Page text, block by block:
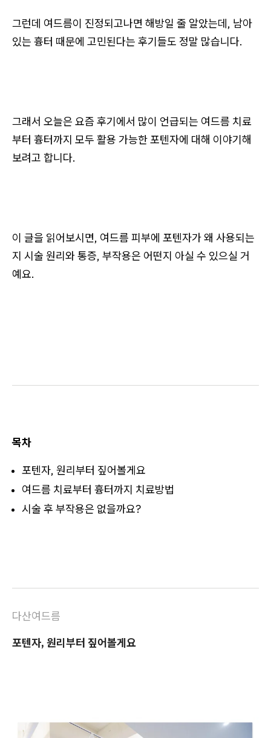
그런데 여드름이 진정되고나면 해방일 줄 알았는데, 남아
있는 흉터 때문에 고민된다는 후기들도 정말 많습니다.
그래서 오늘은 요즘 후기에서 많이 언급되는 여드름 치료
부터 흉터까지 모두 활용 가능한 포텐자에 대해 이야기해
보려고 합니다.
이 글을 읽어보시면, 여드름 피부에 포텐자가 왜 사용되는
지 시술 원리와 통증, 부작용은 어떤지 아실 수 있으실 거
예요.
목차
​포텐자, 원리부터 짚어볼게요
여드름 치료부터 흉터까지 치료방법
시술 후 부작용은 없을까요?
다산여드름
포텐자, 원리부터 짚어볼게요